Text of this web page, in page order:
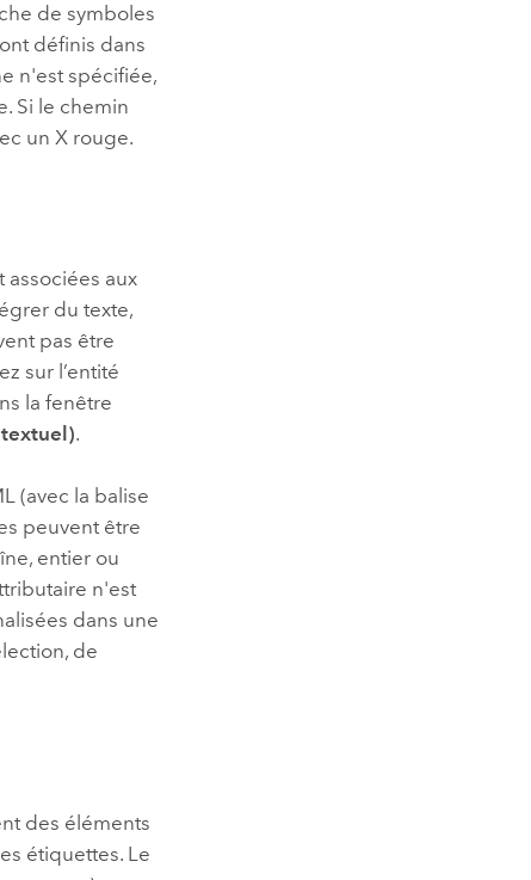
de symboles
définis dans
n'est spécifiée,
Si le chemin
un X rouge.
aux
du texte,
pas être
sur l’entité
la fenêtre
.
(avec la balise
peuvent être
entier ou
n'est
dans une
de
des éléments
étiquettes. Le